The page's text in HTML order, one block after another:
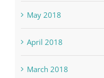
May 2018
April 2018
March 2018